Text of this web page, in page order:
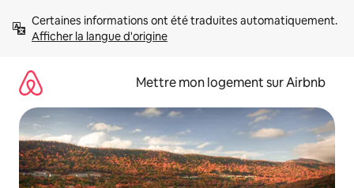
directement
Afficher la langue d'origine
Mettre mon logement sur Airbnb